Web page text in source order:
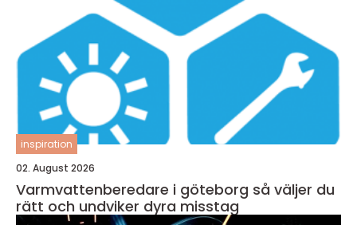
inspiration
02. August 2026
Varmvattenberedare i göteborg så väljer du
rätt och undviker dyra misstag